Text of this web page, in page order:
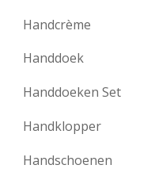
Handcrème
Handdoek
Handdoeken Set
Handklopper
Handschoenen